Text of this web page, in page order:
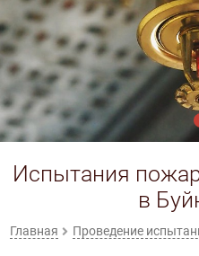
Испытания
в
Главная Проведение